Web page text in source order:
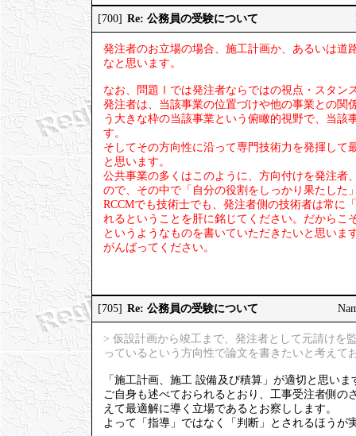
[700] Re: 公務員の受験について
発注者のお立場の場合、施工計画か、あるいは道
なと思います。
なお、問題Ⅰでは発注者ならではの視点・スタン
発注者は、当該事業の位置づけや他の事業との関
う大きな枠の当該事業という俯瞰的視野で、当
す。
そしてその方向性に沿って専門技術力を発揮し
と思います。
公共事業の多くはこのように、方向付けを発注者
ので、その中で「自分の役割をしっかり果たした
RCCMでも技術士でも、発注者側の技術者は常に
れるということを肝に銘じてください。だからこ
というようなものを書いていただきたいと思いま
がんばってください。
[705] Re: 公務員の受験について
> 仮設計画から竣工まで、発注者として元請けを
っているという方向性で論文を書きたいと考えて
「施工計画、施工 設備及び積算」が適切と思いま
ご自身も述べておられるとおり、工事受注者側
えて最適解に導く立場であるとお察しします。
よって「指導」ではなく「判断」とされるほう